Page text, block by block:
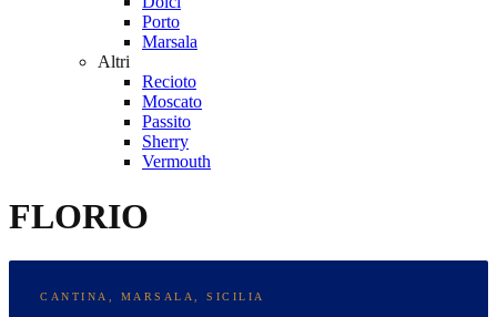
Porto
Marsala
Altri
Recioto
Moscato
Passito
Sherry
Vermouth
FLORIO
CANTINA, MARSALA, SICILIA